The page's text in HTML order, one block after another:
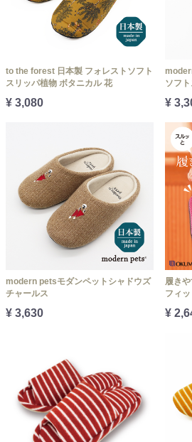
to the forest 日本製 フォレストソフト
スリッパ植物 ボタニカル 花
¥ 3,080
ソフ
¥
modern petsモダンペットシャドウズ
チャールス
¥ 3,630
履き
フィッ
¥